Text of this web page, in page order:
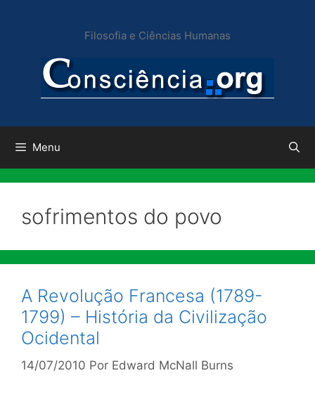
conteúdo
Filosofia e Ciências Humanas
Menu
sofrimentos do povo
A Revolução Francesa (1789-
1799) – História da Civilização
Ocidental
14/07/2010 Por Edward McNall Burns